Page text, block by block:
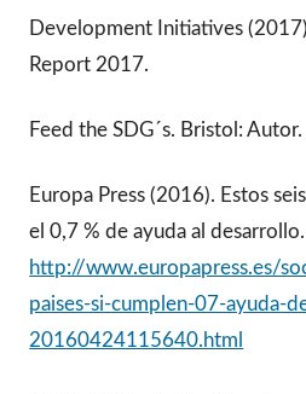
Development Initiatives
Report 2017.
Feed the SDG´s. Bristol: Autor.
Europa Press (2016). Estos
el 0,7 % de ayuda al
http://www.europapress.es/
paises-si-cumplen-07-ayuda-
20160424115640.html